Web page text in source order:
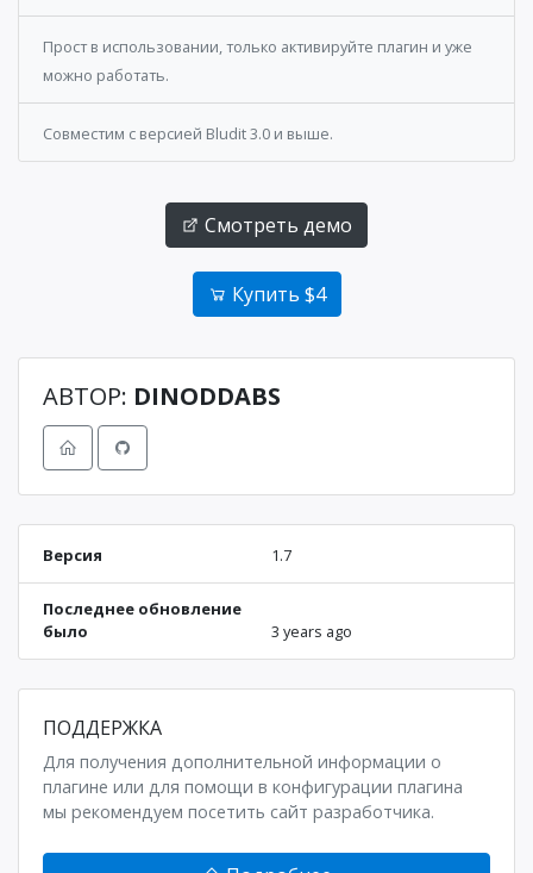
Прост в использовании, только активируйте плагин и уже
можно работать.
Совместим с версией Bludit 3.0 и выше.
Смотреть демо
Купить $4
АВТОР: DINODDABS
Версия 1.7
Последнее обновление
было
3 years ago
ПОДДЕРЖКА
Для получения дополнительной информации о
плагине или для помощи в конфигурации плагина
мы рекомендуем посетить сайт разработчика.